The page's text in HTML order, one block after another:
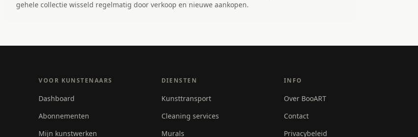
gehele collectie wisseld regelmatig door verkoop en nieuwe aankopen.
VOOR KUNSTENAARS
Dashboard
Abonnementen
Mijn kunstwerken
DIENSTEN
Kunsttransport
Cleaning services
Murals
INFO
Over BooART
Contact
Privacybeleid